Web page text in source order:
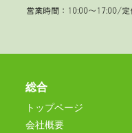
総合
トップページ
会社概要